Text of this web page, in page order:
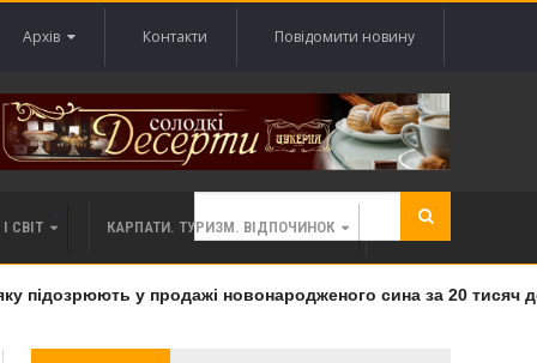
Архів Контакти Повідомити новину
СВІТ КАРПАТИ. ТУРИЗМ. ВІДПОЧИНОК
у продажі новонародженого сина за 20 тисяч